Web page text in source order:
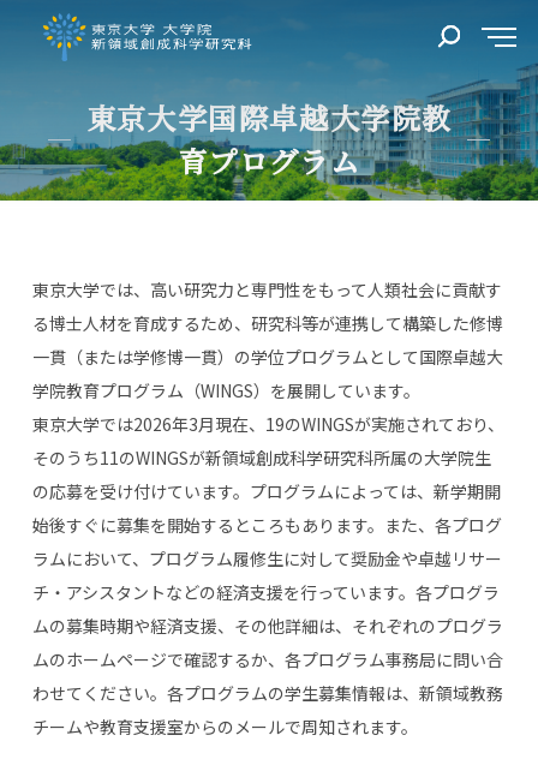
東京大学国際卓越大学院教
育プログラム
東京大学では、高い研究力と専門性をもって人類社会に貢献す
る博士人材を育成するため、研究科等が連携して構築した修博
一貫（または学修博一貫）の学位プログラムとして国際卓越大
学院教育プログラム（WINGS）を展開しています。
東京大学では2026年3月現在、19のWINGSが実施されており、
そのうち11のWINGSが新領域創成科学研究科所属の大学院生
の応募を受け付けています。プログラムによっては、新学期開
始後すぐに募集を開始するところもあります。また、各プログ
ラムにおいて、プログラム履修生に対して奨励金や卓越リサー
チ・アシスタントなどの経済支援を行っています。各プログラ
ムの募集時期や経済支援、その他詳細は、それぞれのプログラ
ムのホームページで確認するか、各プログラム事務局に問い合
わせてください。各プログラムの学生募集情報は、新領域教務
チームや教育支援室からのメールで周知されます。